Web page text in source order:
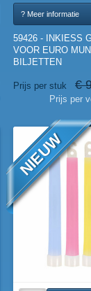
? Meer informatie
59426 - INKIESS
VOOR EURO
BILJETTEN
Prijs per stuk €
Prijs per
NIEUW